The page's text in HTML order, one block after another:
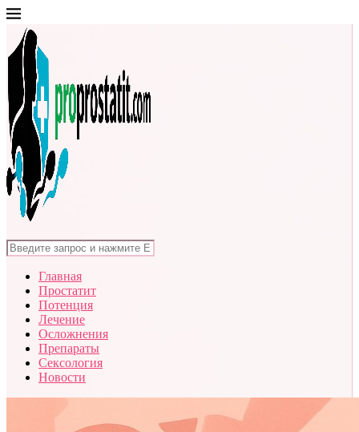
Главная
Простатит
Потенция
Лечение
Осложнения
Препараты
Сексология
Новости